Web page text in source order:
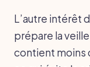
L’autre intérêt
prépare la
contient moins